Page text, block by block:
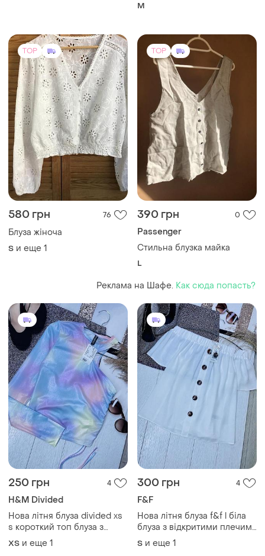
M
TOP
580 грн 76
Блуза жіноча
S и еще 1
TOP
390 грн 0
Passenger
Стильна блузка майка
L
Реклама на Шафе. Как сюда попасть?
250 грн 4
H&M Divided
Нова літня блуза divided xs
s короткий топ блуза з
відкритим плечем
блискучий топ
ХS и еще 1
300 грн 4
F&F
Нова літня блуза f&f l біла
блуза з відкритими плечима
блуза з ґудзиками блузка
вільного крою
S и еще 1